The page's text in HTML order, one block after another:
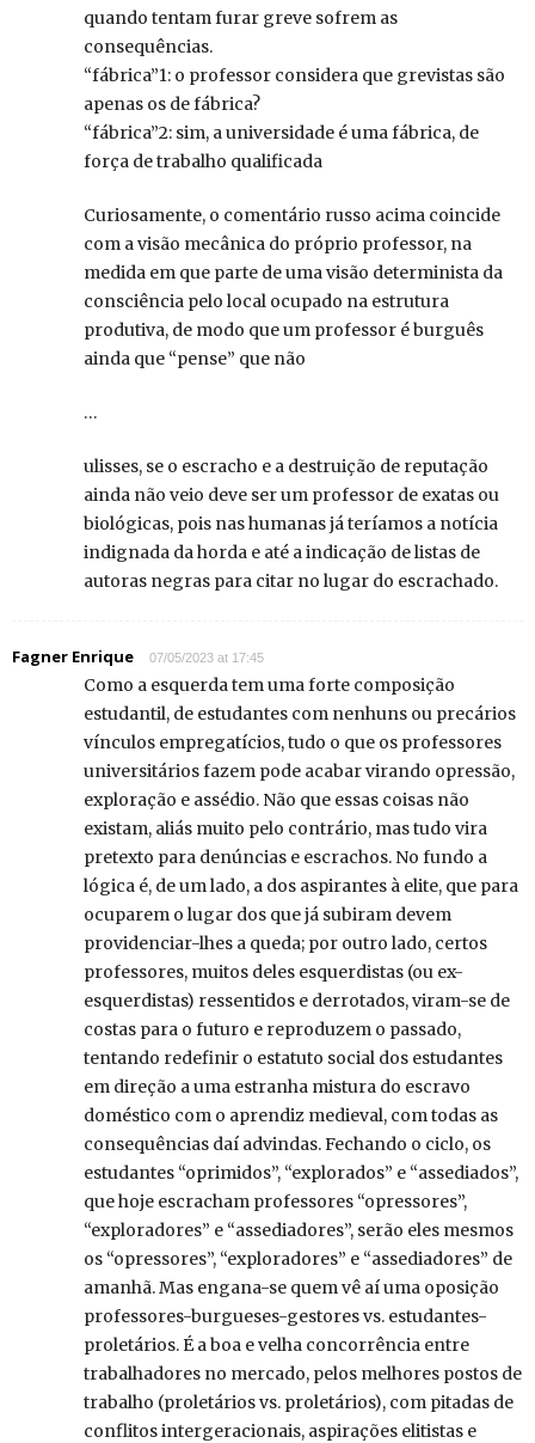
quando tentam furar greve sofrem as
consequências.
“fábrica”1: o professor considera que grevistas são
apenas os de fábrica?
“fábrica”2: sim, a universidade é uma fábrica, de
força de trabalho qualificada
Curiosamente, o comentário russo acima coincide
com a visão mecânica do próprio professor, na
medida em que parte de uma visão determinista da
consciência pelo local ocupado na estrutura
produtiva, de modo que um professor é burguês
ainda que “pense” que não
…
ulisses, se o escracho e a destruição de reputação
ainda não veio deve ser um professor de exatas ou
biológicas, pois nas humanas já teríamos a notícia
indignada da horda e até a indicação de listas de
autoras negras para citar no lugar do escrachado.
Fagner Enrique 07/05/2023 at 17:45
Como a esquerda tem uma forte composição
estudantil, de estudantes com nenhuns ou precários
vínculos empregatícios, tudo o que os professores
universitários fazem pode acabar virando opressão,
exploração e assédio. Não que essas coisas não
existam, aliás muito pelo contrário, mas tudo vira
pretexto para denúncias e escrachos. No fundo a
lógica é, de um lado, a dos aspirantes à elite, que para
ocuparem o lugar dos que já subiram devem
providenciar-lhes a queda; por outro lado, certos
professores, muitos deles esquerdistas (ou ex-
esquerdistas) ressentidos e derrotados, viram-se de
costas para o futuro e reproduzem o passado,
tentando redefinir o estatuto social dos estudantes
em direção a uma estranha mistura do escravo
doméstico com o aprendiz medieval, com todas as
consequências daí advindas. Fechando o ciclo, os
estudantes “oprimidos”, “explorados” e “assediados”,
que hoje escracham professores “opressores”,
“exploradores” e “assediadores”, serão eles mesmos
os “opressores”, “exploradores” e “assediadores” de
amanhã. Mas engana-se quem vê aí uma oposição
professores-burgueses-gestores vs. estudantes-
proletários. É a boa e velha concorrência entre
trabalhadores no mercado, pelos melhores postos de
trabalho (proletários vs. proletários), com pitadas de
conflitos intergeracionais, aspirações elitistas e